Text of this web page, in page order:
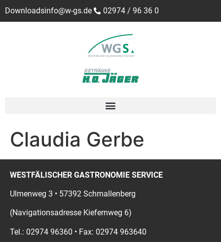
Downloadsinfo@w-gs.de 02974 / 96 36 0
Claudia Gerbe
WESTFÄLISCHER GASTRONOMIE SERVICE
Ulmenweg 3 • 57392 Schmallenberg
(Navigationsadresse Kiefernweg 6)
Tel.: 02974 96360 • Fax: 02974 963640